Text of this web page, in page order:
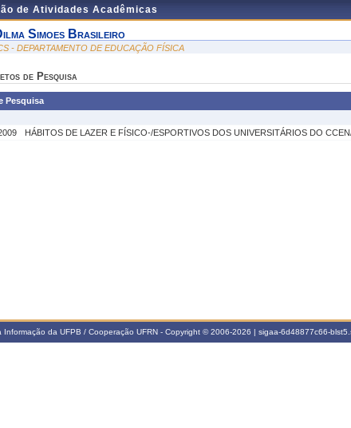
de Atividades Acadêmicas
Simoes Brasileiro
- DEPARTAMENTO DE EDUCAÇÃO FÍSICA
de Pesquisa
Pesquisa
HÁBITOS DE LAZER E FÍSICO-/ESPORTIVOS DOS UNIVERSITÁRIOS DO
da UFPB / Cooperação UFRN - Copyright © 2006-2026 | sigaa-6d48877c66-